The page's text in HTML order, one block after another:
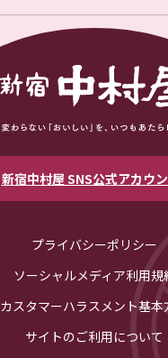
新宿中村屋 SNS公式アカウ
プライバシーポリシー
ソーシャルメディア利用規
カスタマーハラスメント基本
サイトのご利用について